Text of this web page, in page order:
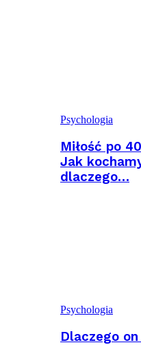
Psychologia
Miłość po
Jak
dlaczego…
Psychologia
Dlaczego